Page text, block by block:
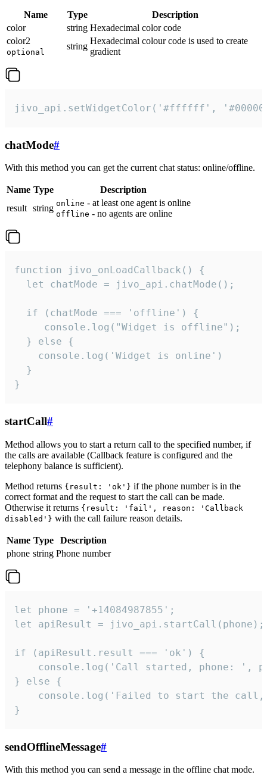
Name Type
Description
color
string Hexadecimal color code
color2
optional
string
Hexadecimal colour code is used to create
gradient
jivo_api.setWidgetColor('#ffffff',
chatMode#
With this method you can get the current chat status: online/offline.
Name Type
Description
result string online - at least one agent is online
offline - no agents are online
function jivo_onLoadCallback() {
  let chatMode = jivo_api.chatMode();
  if (chatMode === 'offline') {
     console.log("Widget is offline");
  } else {
    console.log('Widget is online')
  }
}
startCall#
Method allows you to start a return call to the specified number, if
the calls are available (Callback feature is configured and the
telephony balance is sufficient).
Method returns {result: 'ok'} if the phone number is in the
correct format and the request to start the call can be made.
Otherwise it returns {result: 'fail', reason: 'Callback
disabled'} with the call failure reason details.
Name Type
Description
phone string Phone number
let phone = '+14084987855';
let apiResult = jivo_api.startCall(phone);
if (apiResult.result === 'ok') {
console.log('Call started, phone: ',
} else {
console.log('Failed to start the
}
sendOfflineMessage#
With this method you can send a message in the offline chat mode.